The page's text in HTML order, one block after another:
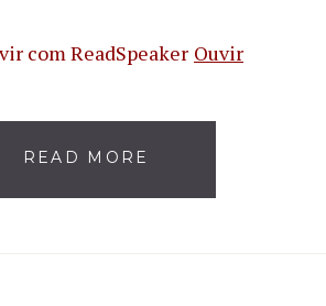
Ouvir
READ MORE